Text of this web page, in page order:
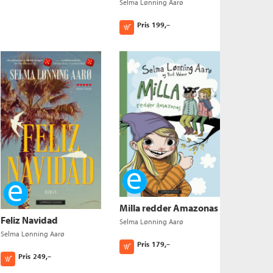
Selma Lønning Aarø
Pris 199,–
Kjøp
Ebok
Feliz Navidad
Selma Lønning Aarø
Pris 249,–
Kjøp
Ebok
Milla redder Amazonas
Selma Lønning Aarø
Pris 179,–
Kjøp